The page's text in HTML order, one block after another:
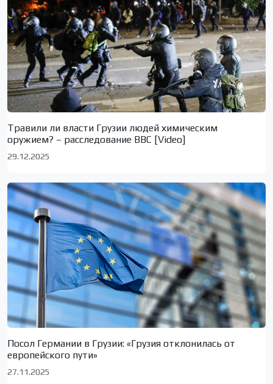
Травили ли власти Грузии людей химическим
оружием? – расследование BBC [Video]
29.12.2025
Посол Германии в Грузии: «Грузия отклонилась от
европейского пути»
27.11.2025